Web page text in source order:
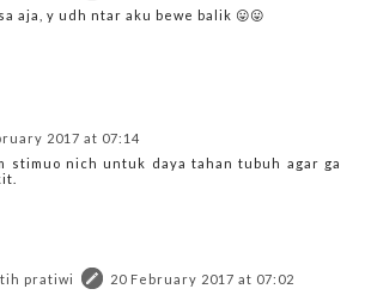
aja, y udh ntar aku bewe balik 😛😛
2017 at 07:14
stimuo nich untuk daya tahan tubuh agar ga
pratiwi
20 February 2017 at 07:02